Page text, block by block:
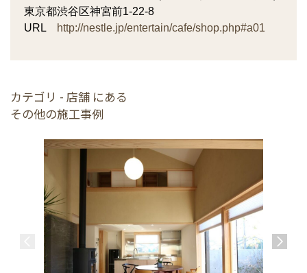
東京都渋谷区神宮前1-22-8
URL
http://nestle.jp/entertain/cafe/shop.php#a01
カテゴリ - 店舗 にある
その他の施工事例